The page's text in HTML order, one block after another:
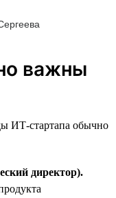
важны
ИТ-стартапа обычно
директор).